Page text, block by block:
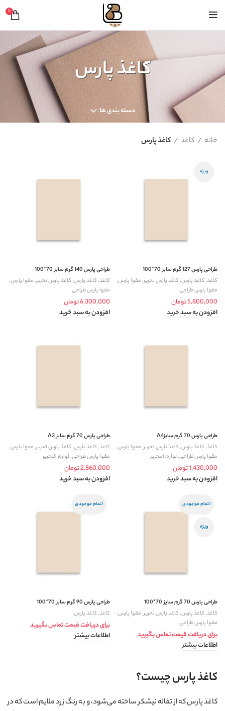
0
کاغذ پارس
دسته بندی ها
خانه کاغذ کاغذ پارس
ویژه
طراحی پارس 127 گرم سایز 70*100
کاغذ,کاغذ پارس,کاغذ پارس تحریر,مقوا پارس,
مقوا پارس طراحی
5,800,000تومان
افزودن به سبد خرید
طراحی پارس 140 گرم سایز 70*100
کاغذ,کاغذ پارس,کاغذ پارس تحریر,مقوا پارس,
مقوا پارس طراحی
6,300,000تومان
افزودن به سبد خرید
طراحی پارس 70 گرم سایزA4
کاغذ,کاغذ پارس,کاغذ پارس تحریر,مقوا پارس,
مقوا پارس طراحی,لوازم التحریر
1,430,000تومان
افزودن به سبد خرید
طراحی پارس 70 گرم سایز A3
کاغذ,کاغذ پارس,کاغذ پارس تحریر,مقوا پارس,
مقوا پارس طراحی,لوازم التحریر
2,860,000تومان
افزودن به سبد خرید
اتمام موجودی
ویژه
طراحی پارس 70 گرم سایز 70*100
کاغذ,کاغذ پارس,کاغذ پارس تحریر,مقوا پارس,
مقوا پارس طراحی
برای دریافت قیمت تماس بگیرید
اطلاعات بیشتر
اتمام موجودی
طراحی پارس 90 گرم سایز 70*100
کاغذ,کاغذ پارس
برای دریافت قیمت تماس بگیرید
اطلاعات بیشتر
کاغذ پارس چیست؟
کاغذ پارس که از تفاله نیشکر ساخته می‌شود، و به رنگ زرد ملایم است که در